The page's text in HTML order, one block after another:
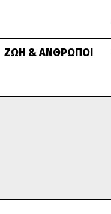
ΖΩΉ & ΆΝΘΡΩΠΟΙ